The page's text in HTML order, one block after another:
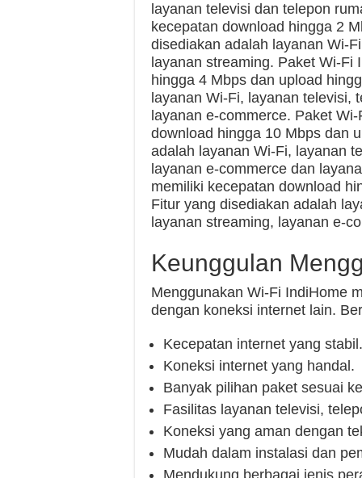
layanan televisi dan telepon
kecepatan download hingga 2
disediakan adalah layanan Wi-
layanan streaming. Paket Wi-
hingga 4 Mbps dan upload
layanan Wi-Fi, layanan televisi,
layanan e-commerce. Paket
download hingga 10 Mbps dan
adalah layanan Wi-Fi, layanan
layanan e-commerce dan
memiliki kecepatan download
Fitur yang disediakan adalah
layanan streaming, layanan e-
Keunggulan
Menggunakan Wi-Fi IndiHome
dengan koneksi internet lain.
Kecepatan internet yang stabil.
Koneksi internet yang handal.
Banyak pilihan paket sesuai
Fasilitas layanan televisi,
Koneksi yang aman dengan
Mudah dalam instalasi dan
Mendukung berbagai jenis